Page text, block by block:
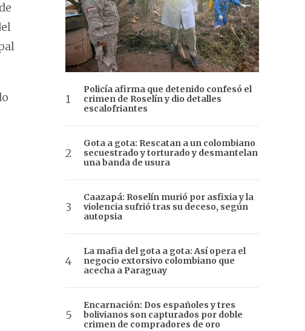
Policía afirma que detenido confesó el
crimen de Roselín y dio detalles
escalofriantes
Gota a gota: Rescatan a un colombiano
secuestrado y torturado y desmantelan
una banda de usura
Caazapá: Roselín murió por asfixia y la
violencia sufrió tras su deceso, según
autopsia
La mafia del gota a gota: Así opera el
negocio extorsivo colombiano que
acecha a Paraguay
Encarnación: Dos españoles y tres
bolivianos son capturados por doble
crimen de compradores de oro